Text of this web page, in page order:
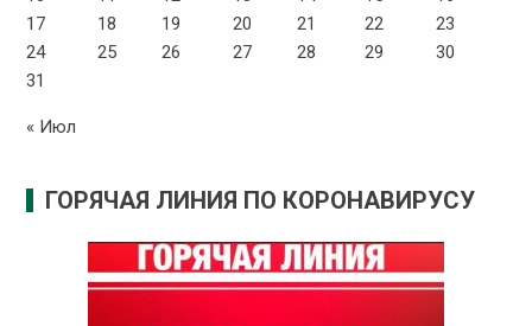
17
18 19 20 21 22
23
24
25 26 27 28 29
30
31
« Июл
ГОРЯЧАЯ ЛИНИЯ ПО КОРОНАВИРУСУ